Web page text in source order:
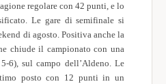
regolare con 42 punti, e lo
Le gare di semifinale si
di agosto. Positiva anche la
chiude il campionato con una
6), sul campo dell’Aldeno. Le
posto con 12 punti in un